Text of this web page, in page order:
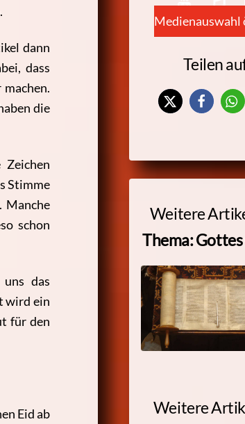
dann
dass
die
Stimme
Manche
schon
das
wird ein
für den
Eid ab
Medienauswahl
Teilen
Weitere
Thema:
Weitere